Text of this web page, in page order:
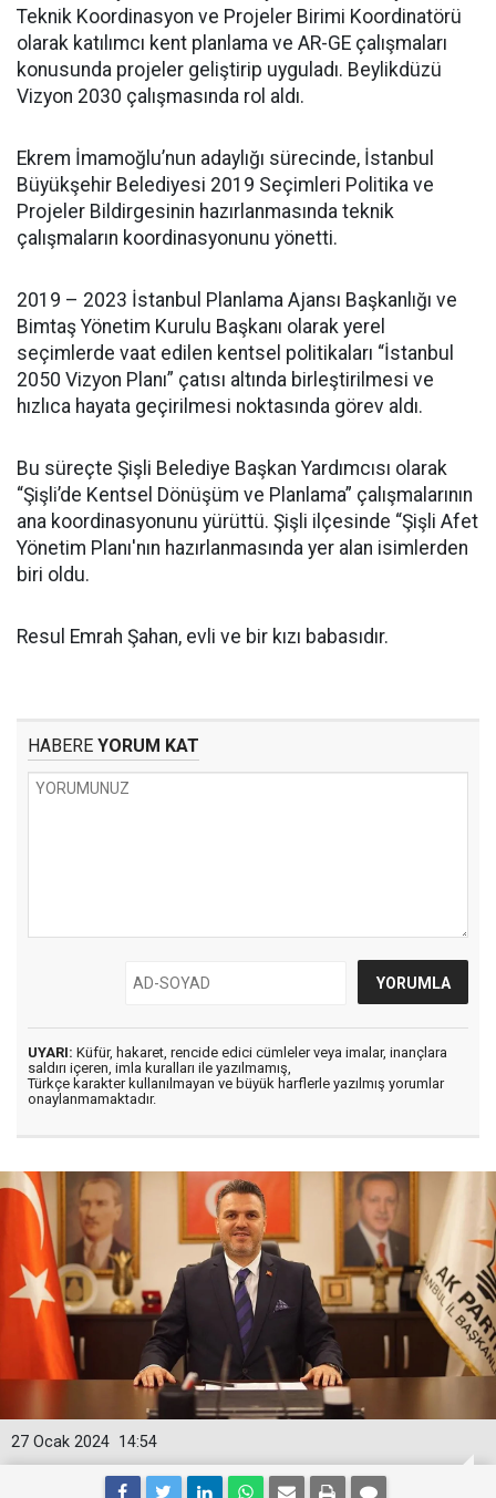
Teknik Koordinasyon ve Projeler Birimi Koordinatörü
olarak katılımcı kent planlama ve AR-GE çalışmaları
konusunda projeler geliştirip uyguladı. Beylikdüzü
Vizyon 2030 çalışmasında rol aldı.
Ekrem İmamoğlu’nun adaylığı sürecinde, İstanbul
Büyükşehir Belediyesi 2019 Seçimleri Politika ve
Projeler Bildirgesinin hazırlanmasında teknik
çalışmaların koordinasyonunu yönetti.
2019 – 2023 İstanbul Planlama Ajansı Başkanlığı ve
Bimtaş Yönetim Kurulu Başkanı olarak yerel
seçimlerde vaat edilen kentsel politikaları “İstanbul
2050 Vizyon Planı” çatısı altında birleştirilmesi ve
hızlıca hayata geçirilmesi noktasında görev aldı.
Bu süreçte Şişli Belediye Başkan Yardımcısı olarak
“Şişli’de Kentsel Dönüşüm ve Planlama” çalışmalarının
ana koordinasyonunu yürüttü. Şişli ilçesinde “Şişli Afet
Yönetim Planı'nın hazırlanmasında yer alan isimlerden
biri oldu.
Resul Emrah Şahan, evli ve bir kızı babasıdır.
HABERE YORUM KAT
UYARI: Küfür, hakaret, rencide edici cümleler veya imalar, inançlara
saldırı içeren, imla kuralları ile yazılmamış,
Türkçe karakter kullanılmayan ve büyük harflerle yazılmış yorumlar
onaylanmamaktadır.
14:54
27 Ocak 2024